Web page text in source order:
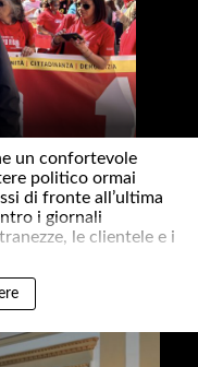
un confortevole
politico ormai
di fronte all’ultima
i giornali
le clientele e i